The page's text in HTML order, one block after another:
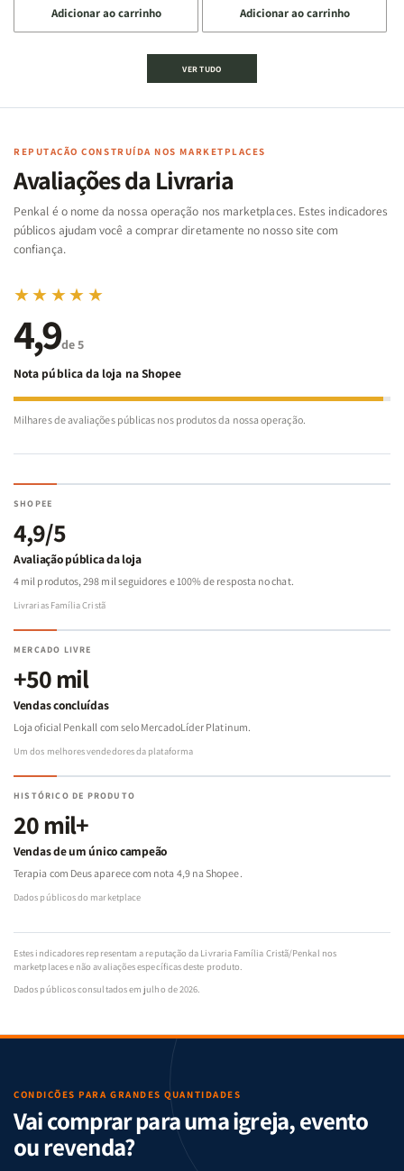
quantidade
de
Cartas
Famílias
Bíblia
-
Penkal
quantidade
de
Jogo
Cartas
Famílias
da
Bíblia
-
Penkal
Adicionar ao carrinho
quantidade
de
Jogo
|
de
quantidade
de
|
Adicionar ao carrinho
VER TUDO
REPUTAÇÃO CONSTRUÍDA NOS MARKETPLACES
Avaliações da Livraria
Penkal é o nome da nossa operação nos marketplaces. Estes indicadores
públicos ajudam você a comprar diretamente no nosso site com
confiança.
★★★★★
4,9de 5
Nota pública da loja na Shopee
Milhares de avaliações públicas nos produtos da nossa operação.
SHOPEE
4,9/5
Avaliação pública da loja
4 mil produtos, 298 mil seguidores e 100% de resposta no chat.
Livrarias Família Cristã
MERCADO LIVRE
+50 mil
Vendas concluídas
Loja oficial Penkall com selo MercadoLíder Platinum.
Um dos melhores vendedores da plataforma
HISTÓRICO DE PRODUTO
20 mil+
Vendas de um único campeão
Terapia com Deus aparece com nota 4,9 na Shopee.
Dados públicos do marketplace
Estes indicadores representam a reputação da Livraria Família Cristã/Penkal nos
marketplaces e não avaliações específicas deste produto.
Dados públicos consultados em julho de 2026.
CONDIÇÕES PARA GRANDES QUANTIDADES
Vai comprar para uma igreja, evento
ou revenda?